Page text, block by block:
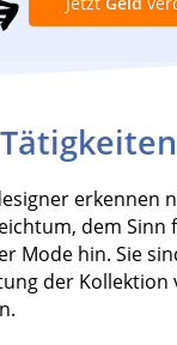
erkennen
dem Sinn
Mode hin. Sie
der